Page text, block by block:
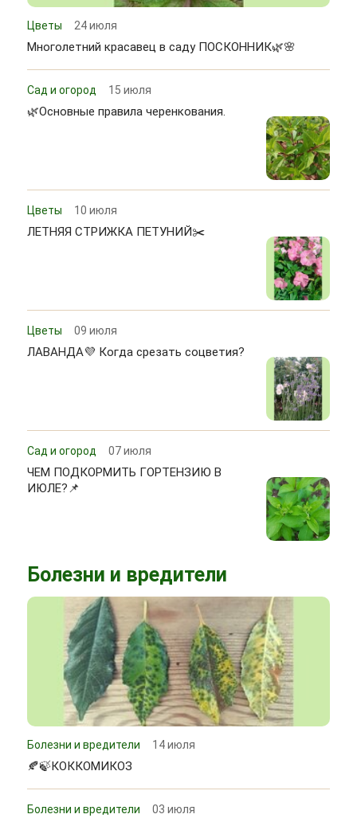
Цветы 24 июля
Многолетний красавец в саду ПОСКОННИК🌿🌸
Сад и огород 15 июля
🌿Основные правила черенкования.
Цветы 10 июля
ЛЕТНЯЯ СТРИЖКА ПЕТУНИЙ✂️
Цветы 09 июля
ЛАВАНДА💜 Когда срезать соцветия?
Сад и огород 07 июля
ЧЕМ ПОДКОРМИТЬ ГОРТЕНЗИЮ В
ИЮЛЕ?📌
Болезни и вредители
Болезни и вредители 14 июля
🍂🍃КОККОМИКОЗ
Болезни и вредители 03 июля